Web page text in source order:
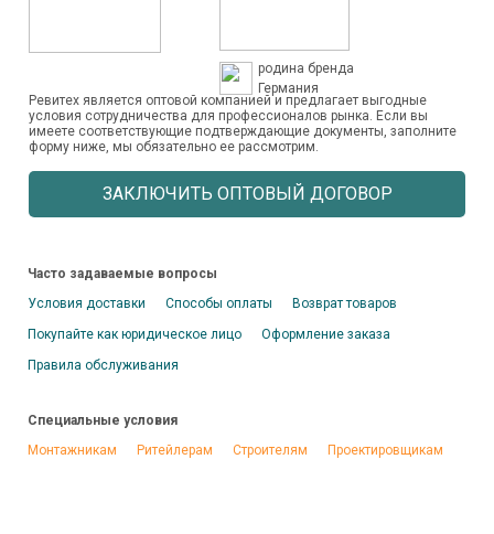
родина бренда
Германия
Ревитех является оптовой компанией и предлагает выгодные
условия сотрудничества для профессионалов рынка. Если вы
имеете соответствующие подтверждающие документы, заполните
форму ниже, мы обязательно ее рассмотрим.
ЗАКЛЮЧИТЬ ОПТОВЫЙ ДОГОВОР
Часто задаваемые вопросы
Условия доставки
Способы оплаты
Возврат товаров
Покупайте как юридическое лицо
Оформление заказа
Правила обслуживания
Специальные условия
Монтажникам
Ритейлерам Строителям Проектировщикам